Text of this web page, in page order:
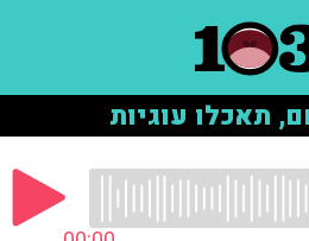
תאכלו עוגיות